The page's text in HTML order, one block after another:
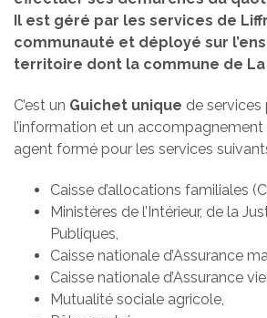
Il est géré par les services de
communauté et déployé sur
territoire dont la commune de
C’est un Guichet unique de
l’information et un accompagnement
agent formé pour les services
Caisse d’allocations familiales
Ministères de l’Intérieur, de la
Publiques,
Caisse nationale d’Assurance
Caisse nationale d’Assurance
Mutualité sociale agricole,